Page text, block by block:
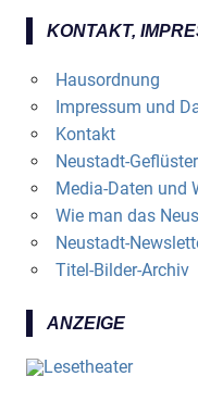
KONTAKT,
Hausordnung
Impressum und
Kontakt
Neustadt-
Media-Daten und
Wie man das
Neustadt-
Titel-Bilder-Archiv
ANZEIGE